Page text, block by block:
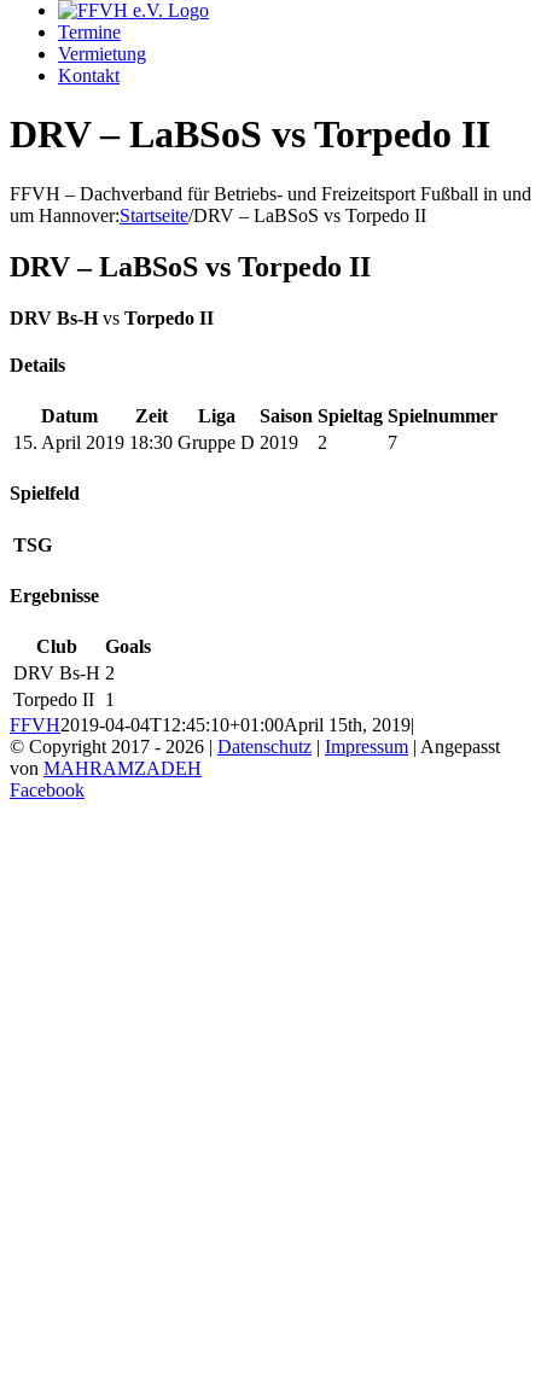
Termine
Vermietung
Kontakt
DRV – LaBSoS vs Torpedo II
FFVH – Dachverband für Betriebs- und Freizeitsport Fußball in und
um Hannover:Startseite/DRV – LaBSoS vs Torpedo II
DRV – LaBSoS vs Torpedo II
DRV Bs-H vs Torpedo II
Details
Datum Zeit Liga Saison Spieltag Spielnummer
15. April 2019 18:30 Gruppe D 2019 2 7
Spielfeld
TSG
Ergebnisse
Club
Goals
DRV Bs-H 2
Torpedo II 1
FFVH2019-04-04T12:45:10+01:00April 15th, 2019|
© Copyright 2017 - 2026 | Datenschutz | Impressum | Angepasst
von MAHRAMZADEH
Facebook